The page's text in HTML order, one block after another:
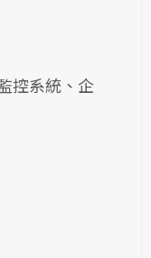
控系統、企